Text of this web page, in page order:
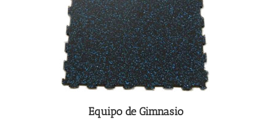
Equipo de Gimnasio